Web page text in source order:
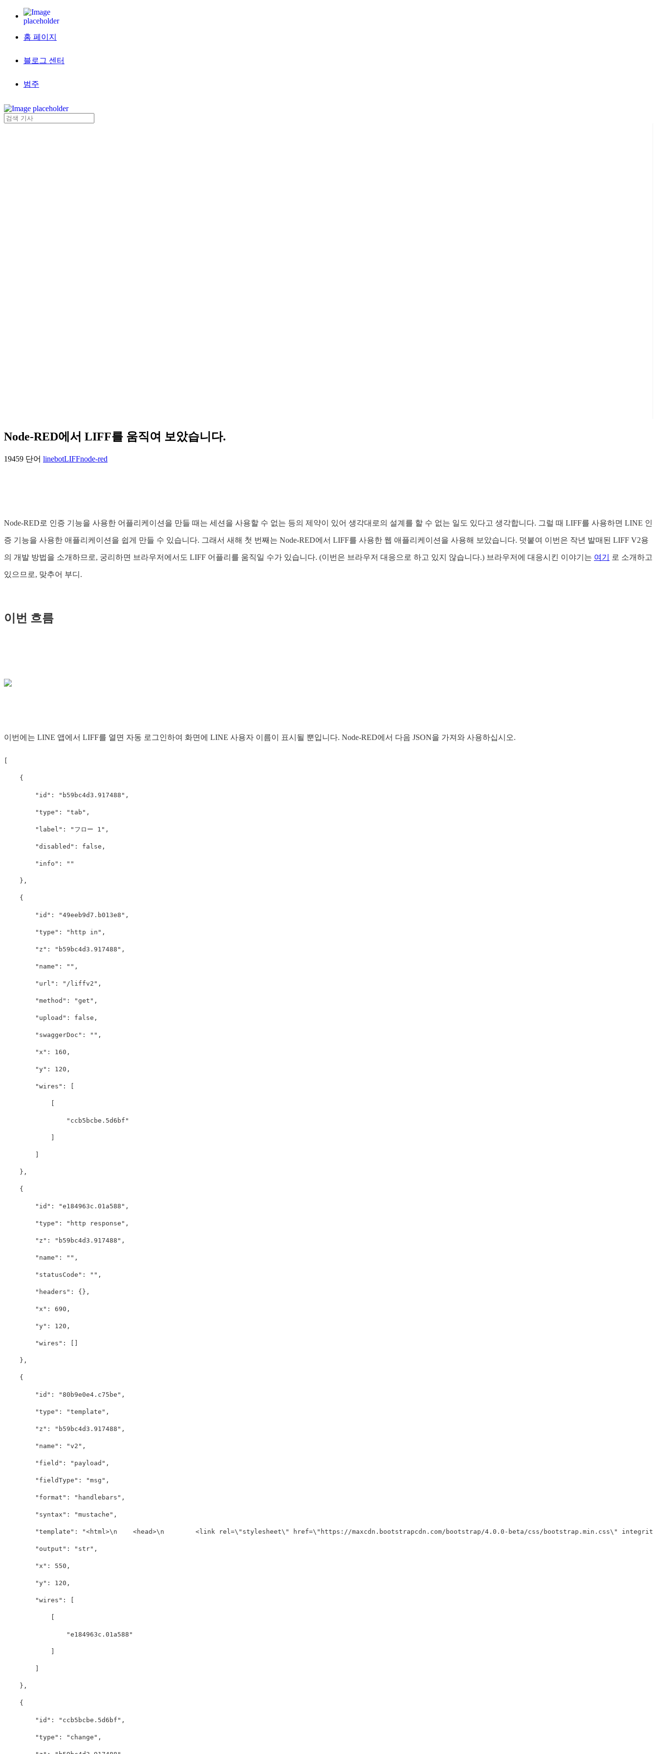
홈 페이지
블로그 센터
범주
Node-RED에서 LIFF를 움직여 보았습니다.
19459 단어 linebotLIFFnode-red
Node-RED로 인증 기능을 사용한 어플리케이션을 만들 때는 세션을 사용할 수 없는 등의 제약이 있어 생각대로의 설계를 할 수 없는 일도 있다고 생각합니다. 그럴 때 LIFF를 사용하면 LINE 인
증 기능을 사용한 애플리케이션을 쉽게 만들 수 있습니다. 그래서 새해 첫 번째는 Node-RED에서 LIFF를 사용한 웹 애플리케이션을 사용해 보았습니다. 덧붙여 이번은 작년 발매된 LIFF V2용
의 개발 방법을 소개하므로, 궁리하면 브라우저에서도 LIFF 어플리를 움직일 수가 있습니다. (이번은 브라우저 대응으로 하고 있지 않습니다.) 브라우저에 대응시킨 이야기는 여기 로 소개하고
있으므로, 맞추어 부디.
이번 흐름
이번에는 LINE 앱에서 LIFF를 열면 자동 로그인하여 화면에 LINE 사용자 이름이 표시될 뿐입니다. Node-RED에서 다음 JSON을 가져와 사용하십시오.
{
"id" : "b59bc4d3.917488" ,
"type" : "tab" ,
"label" : "フロー 1" ,
"disabled" : false ,
"info" : ""
},
{
"id" : "49eeb9d7.b013e8" ,
"type" : "http in" ,
"z" : "b59bc4d3.917488" ,
"name" : "" ,
"url" : "/liffv2" ,
"method" : "get" ,
"upload" : false ,
"swaggerDoc" : "" ,
"x" : 160 ,
"y" : 120 ,
"wires" :
"ccb5bcbe.5d6bf"
},
{
"id" : "e184963c.01a588" ,
"type" : "http response" ,
"z" : "b59bc4d3.917488" ,
"name" : "" ,
"statusCode" : "" ,
"headers" : {},
"x" : 690 ,
"y" : 120 ,
"wires" :
},
{
"id" : "80b9e0e4.c75be" ,
"type" : "template" ,
"z" : "b59bc4d3.917488" ,
"name" : "v2" ,
"field" : "payload" ,
"fieldType" : "msg" ,
"format" : "handlebars" ,
"syntax" : "mustache" ,
"template" : "<html>\n
    <head>
\n
        <link rel=
\" stylesheet\" href=\" https://maxcdn.bootstrapcdn.com/bootstrap/4.0.0-beta/css/bootstrap.min.css\"
"output" : "str" ,
"x" : 550 ,
"y" : 120 ,
"wires" :
"e184963c.01a588"
},
{
"id" : "ccb5bcbe.5d6bf" ,
"type" : "change" ,